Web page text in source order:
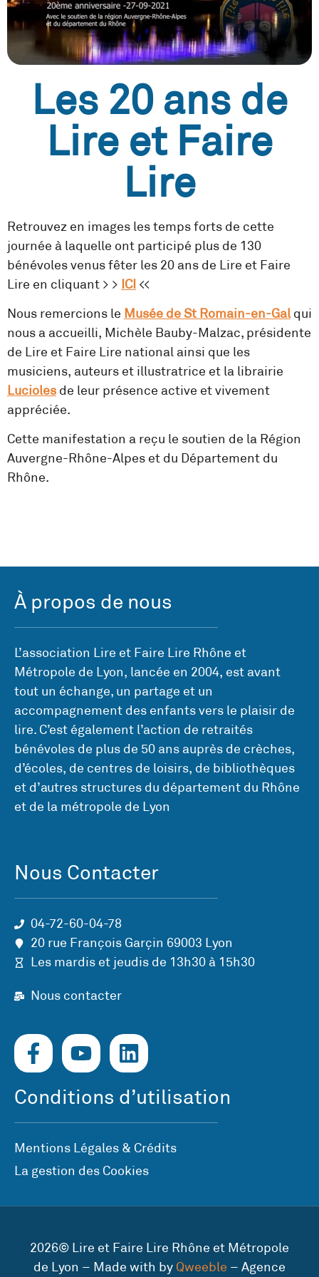
Les 20 ans de
Lire et Faire
Lire
Retrouvez en images les temps forts de cette
journée à laquelle ont participé plus de 130
bénévoles venus fêter les 20 ans de Lire et Faire
Lire en cliquant > > ICI <<
Nous remercions le Musée de St Romain-en-Galqui
nous a accueilli, Michèle Bauby-Malzac, présidente
de Lire et Faire Lire national ainsi que les
musiciens, auteurs et illustratrice et la librairie
Lucioles de leur présence active et vivement
appréciée.
Cette manifestation a reçu le soutien de la Région
Auvergne-Rhône-Alpes et du Département du
Rhône.
À propos de nous
L’association Lire et Faire Lire Rhône et
Métropole de Lyon, lancée en 2004, est avant
tout un échange, un partage et un
accompagnement des enfants vers le plaisir de
lire. C’est également l’action de retraités
bénévoles de plus de 50 ans auprès de crèches,
d’écoles, de centres de loisirs, de bibliothèques
et d’autres structures du département du Rhône
et de la métropole de Lyon
Nous Contacter
04-72-60-04-78
20 rue François Garçin 69003 Lyon
Les mardis et jeudis de 13h30 à 15h30
Nous contacter
Conditions d’utilisation
Mentions Légales & Crédits
La gestion des Cookies
2026© Lire et Faire Lire Rhône et Métropole
de Lyon – Made with by Qweeble – Agence